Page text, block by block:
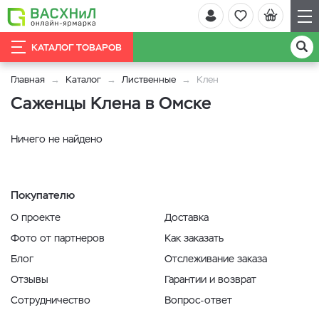
КАТАЛОГ ТОВАРОВ
Главная Каталог Лиственные Клен
Саженцы Клена в Омске
Ничего не найдено
Покупателю
О проекте
Фото от партнеров
Блог
Отзывы
Сотрудничество
Доставка
Как заказать
Отслеживание заказа
Гарантии и возврат
Вопрос-ответ